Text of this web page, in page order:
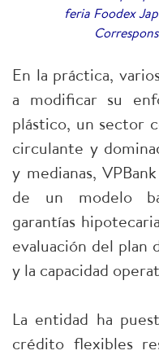
feria Foodex
En la práctica,
a modificar su
plástico, un sector
circulante y
y medianas,
de un modelo
garantías
evaluación del plan
y la capacidad
La entidad ha
crédito flexibles